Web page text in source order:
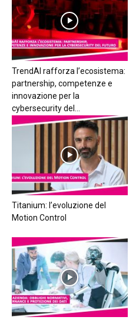
TrendAI rafforza l’ecosistema:
partnership, competenze e
innovazione per la
cybersecurity del...
Titanium: l’evoluzione del
Motion Control